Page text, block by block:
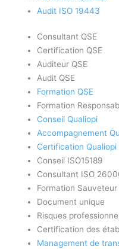
Audit ISO 19443
Consultant QSE
Certification QSE
Auditeur QSE
Audit QSE
Formation QSE
Formation
Conseil Qualiopi
Accompagnement
Certification Qualiopi
Conseil ISO15189
Consultant ISO
Formation
Document unique
Risques
Certification des
Management de